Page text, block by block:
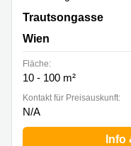
Trautsongasse, Wien
Trautsongasse
Wien
Fläche:
10 - 100 m²
Kontakt für Preisauskunft:
N/A
Info